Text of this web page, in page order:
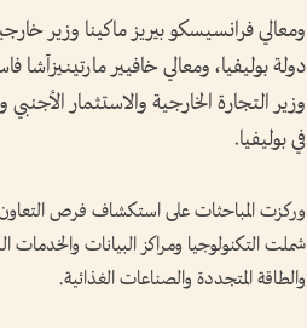
ومعالي فرانسيسكو بيريز ماكينا وزير
دولة بوليفيا، ومعالي خافيير
وزير التجارة الخارجية والاستثمار
في بوليفيا.
وركزت المباحثات على استكشاف فرص التعاون
شملت التكنولوجيا ومراكز البيانات والخدمات
والطاقة المتجددة والصناعات الغذائية.